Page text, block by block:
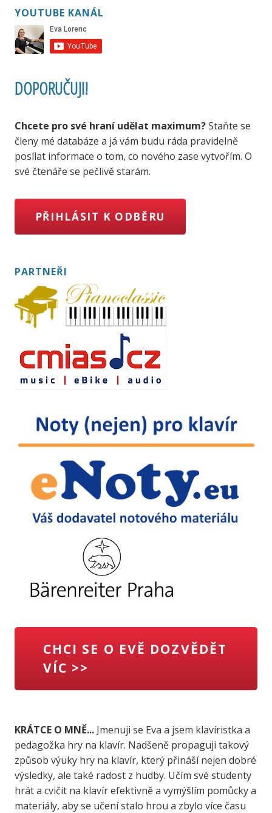
YOUTUBE KANÁL
DOPORUČUJI!
Chcete pro své hraní udělat maximum?Staňte se
členy mé databáze a já vám budu ráda pravidelně
posílat informace o tom, co nového zase vytvořím. O
své čtenáře se pečlivě starám.
PŘIHLÁSIT K ODBĚRU
PARTNEŘI
CHCI SE O EVĚ DOZVĚDĚT
VÍC >>
KRÁTCE O MNĚ...Jmenuji se Eva a jsem klavíristka a
pedagožka hry na klavír. Nadšeně propaguji takový
způsob výuky hry na klavír, který přináší nejen dobré
výsledky, ale také radost z hudby. Učím své studenty
hrát a cvičit na klavír efektivně a vymýšlím pomůcky a
materiály, aby se učení stalo hrou a zbylo více času